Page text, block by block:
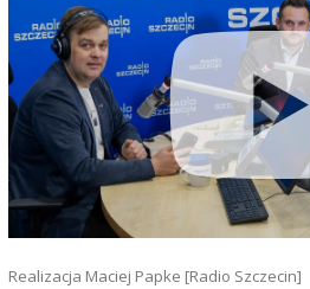
Realizacja Maciej Papke [Radio Szczecin]